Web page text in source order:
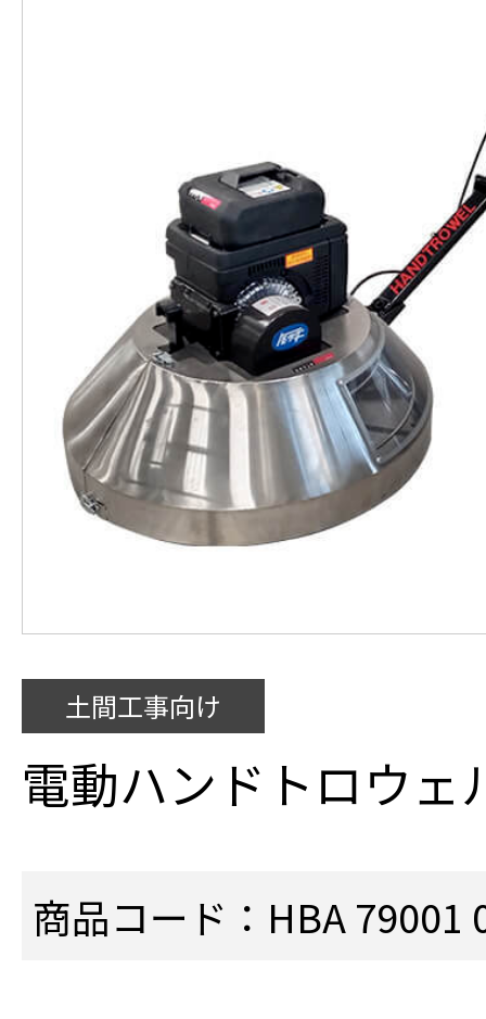
土間工事向け
電動ハンドトロウェ
商品コード：HBA 79001